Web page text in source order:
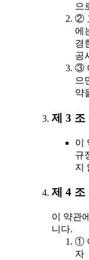
으
②
에
경
공
③
으
약
제 3 조
이
규
지
제 4 조
이 약관
니다.
①
자